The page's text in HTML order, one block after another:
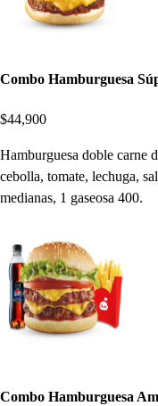
Combo Hamburguesa
$44,900
Hamburguesa doble carne
cebolla, tomate, lechuga,
medianas, 1 gaseosa 400.
Combo Hamburguesa